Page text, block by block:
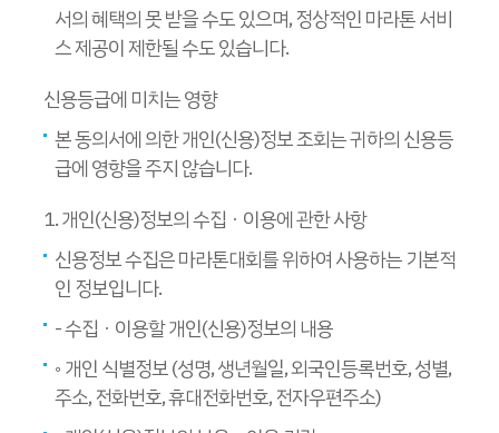
서의 혜택의 못 받을 수도 있으며, 정상적인 마라톤 서비
스 제공이 제한될 수도 있습니다.
신용등급에 미치는 영향
본 동의서에 의한 개인(신용)정보 조회는 귀하의 신용등
급에 영향을 주지 않습니다.
1. 개인(신용)정보의 수집ㆍ이용에 관한 사항
신용정보 수집은 마라톤대회를 위하여 사용하는 기본적
인 정보입니다.
- 수집ㆍ이용할 개인(신용)정보의 내용
◦ 개인 식별정보 (성명, 생년월일, 외국인등록번호, 성별,
주소, 전화번호, 휴대전화번호, 전자우편주소)